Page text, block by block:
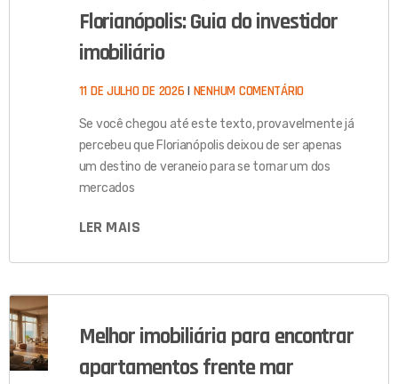
Florianópolis: Guia do investidor
imobiliário
11 DE JULHO DE 2026 NENHUM COMENTÁRIO
Se você chegou até este texto, provavelmente já
percebeu que Florianópolis deixou de ser apenas
um destino de veraneio para se tornar um dos
mercados
LER MAIS
Melhor imobiliária para encontrar
apartamentos frente mar